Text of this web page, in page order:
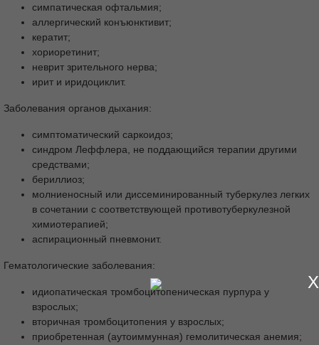
симпатическая офтальмия;
аллергический конъюнктивит;
кератит;
хориоретинит;
неврит зрительного нерва;
ирит и иридоциклит.
Заболевания органов дыхания:
симптоматический саркоидоз;
синдром Леффлера, не поддающийся терапии другими
средствами;
бериллиоз;
молниеносный или диссеминированный туберкулез легких
в сочетании с соответствующей противотуберкулезной
химиотерапией;
аспирационный пневмонит.
Гематологические заболевания:
идиопатическая тромбоцитопеническая пурпура у
взрослых;
вторичная тромбоцитопения у взрослых;
приобретенная (аутоиммунная) гемолитическая анемия;
X